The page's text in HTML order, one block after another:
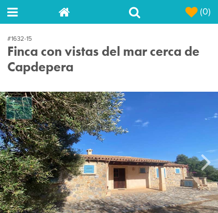
(0)
#1632-15
Finca con vistas del mar cerca de
Capdepera
Next